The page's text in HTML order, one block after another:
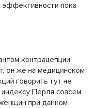
пока
контрацепции
он же на медицинском
говорить тут не
Перля совсем
при данном